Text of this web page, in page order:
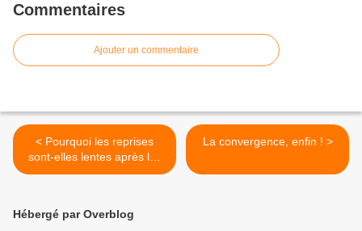
Commentaires
Ajouter un commentaire
< Pourquoi les reprises
sont-elles lentes après les
crises financières ?
La convergence, enfin ! >
Hébergé par Overblog